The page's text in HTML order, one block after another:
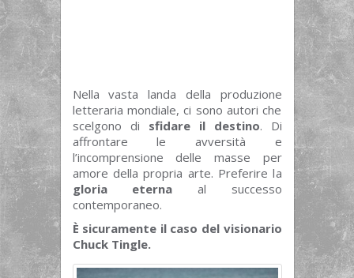
Nella vasta landa della produzione
letteraria mondiale, ci sono autori che
scelgono di sfidare il destino. Di
affrontare le avversità e
l’incomprensione delle masse per
amore della propria arte. Preferire la
gloria eterna al successo
contemporaneo.
È sicuramente il caso del visionario
Chuck Tingle.